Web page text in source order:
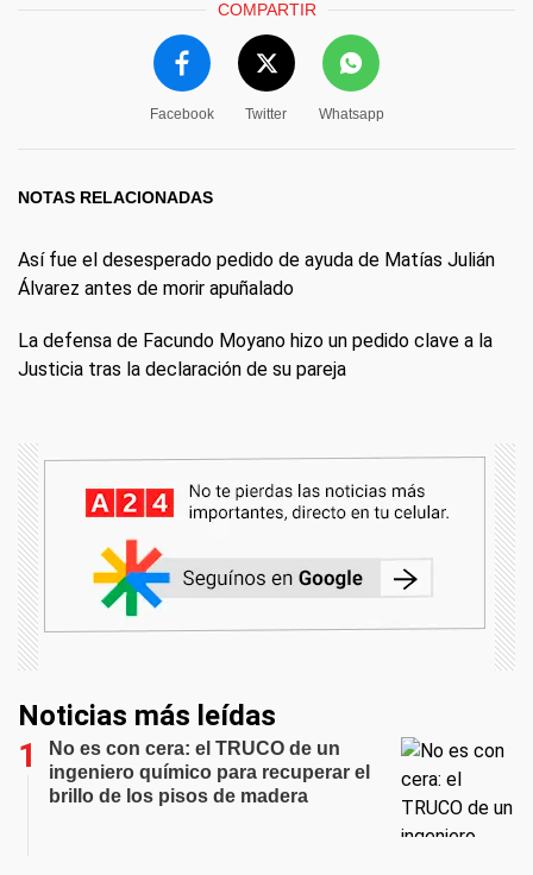
COMPARTIR
Facebook Twitter Whatsapp
NOTAS RELACIONADAS
Así fue el desesperado pedido de ayuda de Matías Julián
Álvarez antes de morir apuñalado
La defensa de Facundo Moyano hizo un pedido clave a la
Justicia tras la declaración de su pareja
Noticias más leídas
No es con cera: el TRUCO de un
ingeniero químico para recuperar el
brillo de los pisos de madera